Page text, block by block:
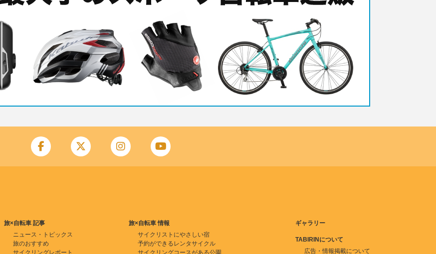
旅×自転車 記事
ニュース・トピックス
旅のおすすめ
サイクリングレポート
旅×自転車 情報
サイクリストにやさしい宿
予約ができるレンタサイクル
サイクリングコースがある公園
ギャラリー
TABIRINについて
広告・情報掲載について